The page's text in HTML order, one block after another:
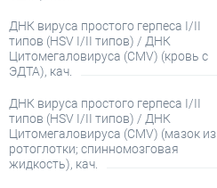
ДНК вируса простого герпеса I/II
типов (HSV I/II типов) / ДНК
Цитомегаловируса (CMV) (кровь с
ЭДТА), кач.
ДНК вируса простого герпеса I/II
типов (HSV I/II типов) / ДНК
Цитомегаловируса (CMV) (мазок из
ротоглотки; спинномозговая
жидкость), кач.